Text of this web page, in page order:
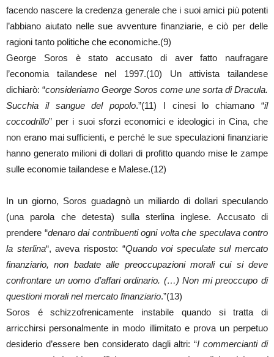
facendo nascere la credenza generale che i suoi amici più potenti
l’abbiano aiutato nelle sue avventure finanziarie, e ciò per delle
ragioni tanto politiche che economiche.(9)
George Soros è stato accusato di aver fatto naufragare
l’economia tailandese nel 1997.(10) Un attivista tailandese
dichiarò: “consideriamo George Soros come une sorta di Dracula.
Succhia il sangue del popolo.”(11) I cinesi lo chiamano “il
coccodrillo” per i suoi sforzi economici e ideologici in Cina, che
non erano mai sufficienti, e perché le sue speculazioni finanziarie
hanno generato milioni di dollari di profitto quando mise le zampe
sulle economie tailandese e Malese.(12)
In un giorno, Soros guadagnò un miliardo di dollari speculando
(una parola che detesta) sulla sterlina inglese. Accusato di
prendere “denaro dai contribuenti ogni volta che speculava contro
la sterlina“, aveva risposto: “Quando voi speculate sul mercato
finanziario, non badate alle preoccupazioni morali cui si deve
confrontare un uomo d’affari ordinario. (…) Non mi preoccupo di
questioni morali nel mercato finanziario.”(13)
Soros é schizzofrenicamente instabile quando si tratta di
arricchirsi personalmente in modo illimitato e prova un perpetuo
desiderio d’essere ben considerato dagli altri: “I commercianti di